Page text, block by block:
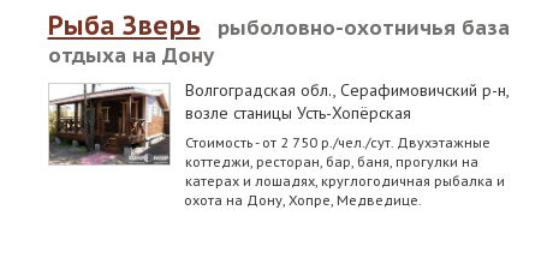
Рыба Зверь
рыболовно-охотничья база
отдыха на Дону
Волгоградская обл., Серафимовичский р-н,
возле станицы Усть-Хопёрская
Стоимость - от 2 750 р./чел./сут. Двухэтажные
коттеджи, ресторан, бар, баня, прогулки на
катерах и лошадях, круглогодичная рыбалка и
охота на Дону, Хопре, Медведице.